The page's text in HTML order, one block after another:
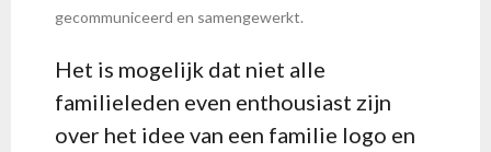
gecommuniceerd en samengewerkt.
Het is mogelijk dat niet alle
familieleden even enthousiast zijn
over het idee van een familie logo en